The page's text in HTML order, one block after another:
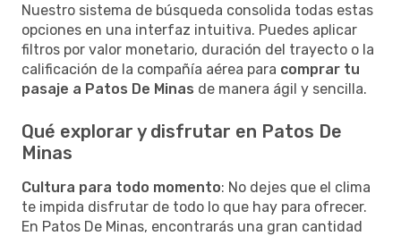
Nuestro sistema de búsqueda consolida todas estas
opciones en una interfaz intuitiva. Puedes aplicar
filtros por valor monetario, duración del trayecto o la
calificación de la compañía aérea para comprar tu
pasaje a Patos De Minas de manera ágil y sencilla.
Qué explorar y disfrutar en Patos De
Minas
Cultura para todo momento: No dejes que el clima
te impida disfrutar de todo lo que hay para ofrecer.
En Patos De Minas, encontrarás una gran cantidad